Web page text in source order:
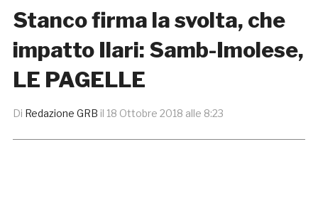
Stanco firma la svolta, che
impatto Ilari: Samb-Imolese,
LE PAGELLE
Di Redazione GRB il 18 Ottobre 2018 alle 8:23